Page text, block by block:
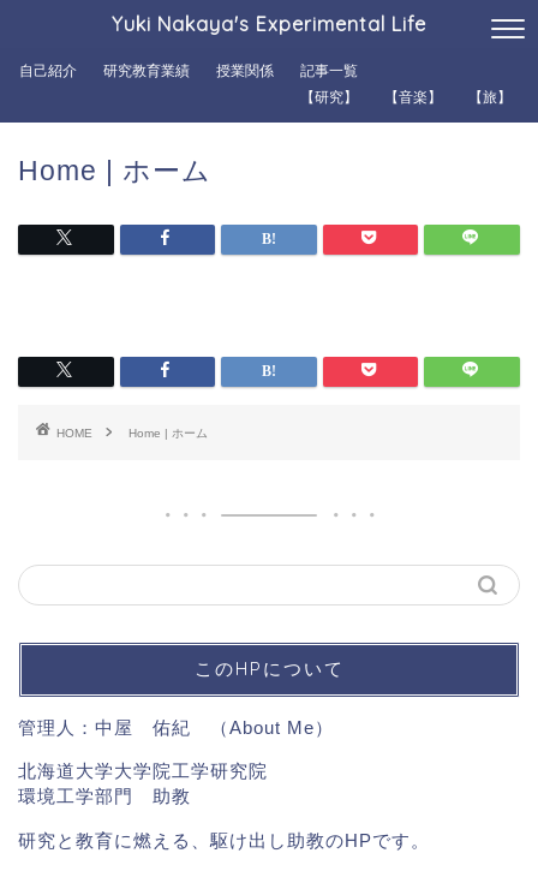
Yuki Nakaya's Experimental Life
自己紹介 研究教育業績 授業関係
記事一覧
【研究】
【音楽】 【旅】
Home | ホーム
HOME Home | ホーム
このHPについて
管理人：中屋 佑紀 （About Me）
北海道大学大学院工学研究院
環境工学部門 助教
研究と教育に燃える、駆け出し助教のHPです。